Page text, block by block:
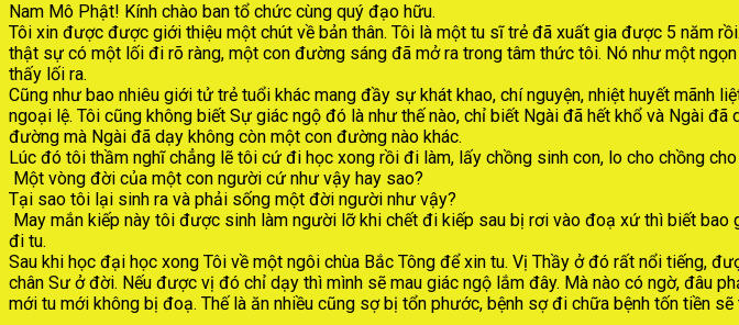
Nam Mô Phật! Kính chào ban tổ chức cùng quý đạo hữu.
Tôi xin được được giới thiệu một chút về bản thân. Tôi là một tu sĩ trẻ đã xuất gia được 5 năm
thật sự có một lối đi rõ ràng, một con đường sáng đã mở ra trong tâm thức tôi. Nó như một
thấy lối ra.
Cũng như bao nhiêu giới tử trẻ tuổi khác mang đầy sự khát khao, chí nguyện, nhiệt huyết
ngoại lệ. Tôi cũng không biết Sự giác ngộ đó là như thế nào, chỉ biết Ngài đã hết khổ và Ngài
đường mà Ngài đã dạy không còn một con đường nào khác.
Lúc đó tôi thầm nghĩ chẳng lẽ tôi cứ đi học xong rồi đi làm, lấy chồng sinh con, lo cho chồng
Một vòng đời của một con người cứ như vậy hay sao?
Tại sao tôi lại sinh ra và phải sống một đời người như vậy?
May mắn kiếp này tôi được sinh làm người lỡ khi chết đi kiếp sau bị rơi vào đoạ xứ thì biết
đi tu.
Sau khi học đại học xong Tôi về một ngôi chùa Bắc Tông để xin tu. Vị Thầy ở đó rất nổi tiếng,
chân Sư ở đời. Nếu được vị đó chỉ dạy thì mình sẽ mau giác ngộ lắm đây. Mà nào có ngờ, đâu
mới tu mới không bị đoạ. Thế là ăn nhiều cũng sợ bị tổn phước, bệnh sợ đi chữa bệnh tốn tiền